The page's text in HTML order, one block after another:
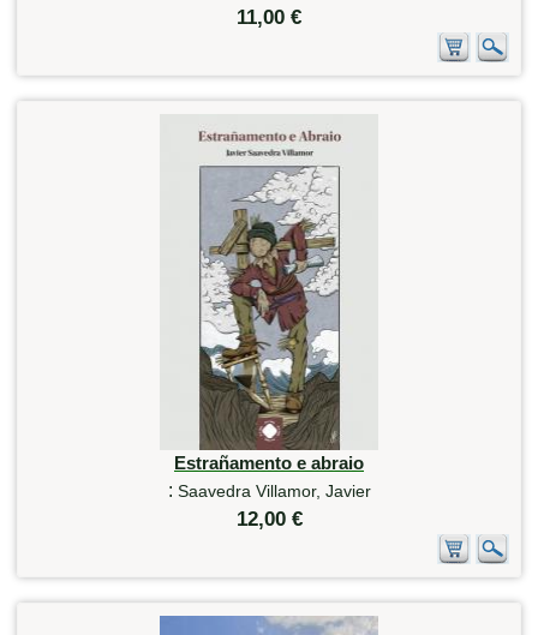
11,00 €
Estrañamento e abraio
: Saavedra Villamor, Javier
12,00 €